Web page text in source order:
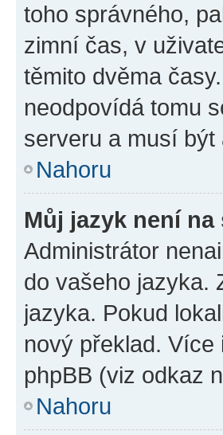
toho správného,
zimní čas, v
těmito dvěma
neodpovídá tomu
serveru a musí být
Nahoru
Můj jazyk není na
Administrátor
do vašeho jazyka.
jazyka. Pokud
nový překlad.
phpBB (viz odkaz
Nahoru